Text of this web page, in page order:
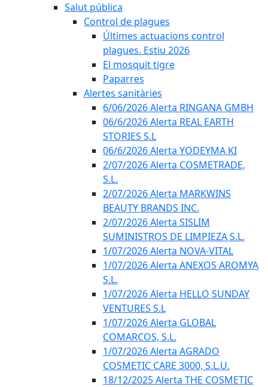
Salut pública
Control de plagues
Últimes actuacions control
plagues. Estiu 2026
El mosquit tigre
Paparres
Alertes sanitàries
6/06/2026 Alerta RINGANA GMBH
06/6/2026 Alerta REAL EARTH
STORIES S.L
06/6/2026 Alerta YODEYMA KI
2/07/2026 Alerta COSMETRADE,
S.L.
2/07/2026 Alerta MARKWINS
BEAUTY BRANDS INC.
2/07/2026 Alerta SISLIM
SUMINISTROS DE LIMPIEZA S.L.
1/07/2026 Alerta NOVA-VITAL
1/07/2026 Alerta ANEXOS AROMYA
S.L.
1/07/2026 Alerta HELLO SUNDAY
VENTURES S.L
1/07/2026 Alerta GLOBAL
COMARCOS, S.L.
1/07/2026 Alerta AGRADO
COSMETIC CARE 3000, S.L.U.
18/12/2025 Alerta THE COSMETIC